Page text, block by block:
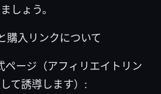
しょう。
購入リンクについて
ページ（アフィリエイトリン
て誘導します）: